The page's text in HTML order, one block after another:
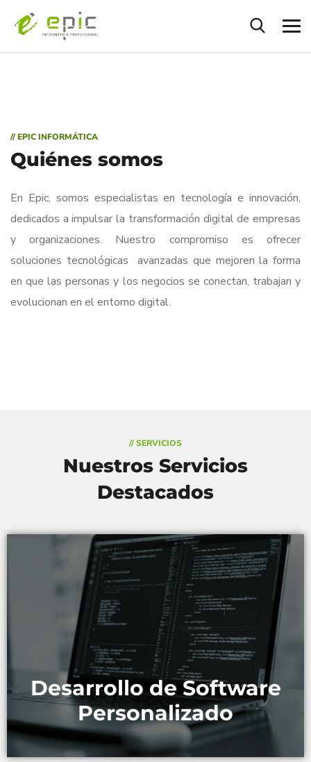
// EPIC INFORMÁTICA
Quiénes somos
En Epic, somos especialistas en tecnología e innovación,
dedicados a impulsar la transformación digital de empresas
y organizaciones. Nuestro compromiso es ofrecer
soluciones tecnológicas avanzadas que mejoren la forma
en que las personas y los negocios se conectan, trabajan y
evolucionan en el entorno digital.
// SERVICIOS
Nuestros Servicios
Destacados
Creamos aplicaciones y sistemas a medida que se
adaptan a las necesidades específicas de tu negocio.
MÁS INFORMACIÓN
Desarrollo de Software
Personalizado